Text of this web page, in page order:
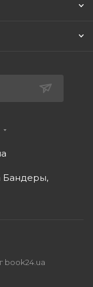
Бандеры,
book24.ua